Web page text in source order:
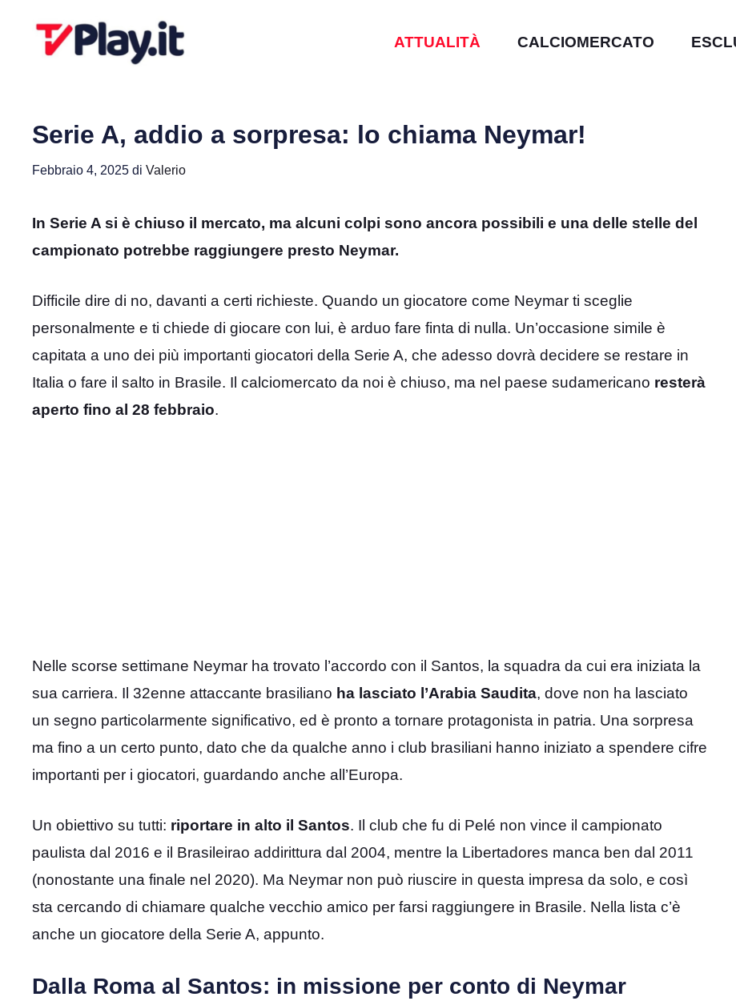
ATTUALITÀ CALCIOMERCATO
Serie A, addio a sorpresa: lo chiama Neymar!
Febbraio 4, 2025 di Valerio
In Serie A si è chiuso il mercato, ma alcuni colpi sono ancora possibili e una delle stelle del
campionato potrebbe raggiungere presto Neymar.
Difficile dire di no, davanti a certi richieste. Quando un giocatore come Neymar ti sceglie
personalmente e ti chiede di giocare con lui, è arduo fare finta di nulla. Un’occasione simile è
capitata a uno dei più importanti giocatori della Serie A, che adesso dovrà decidere se restare in
Italia o fare il salto in Brasile. Il calciomercato da noi è chiuso, ma nel paese sudamericano resterà
aperto fino al 28 febbraio.
Nelle scorse settimane Neymar ha trovato l’accordo con il Santos, la squadra da cui era iniziata la
sua carriera. Il 32enne attaccante brasiliano ha lasciato l’Arabia Saudita, dove non ha lasciato
un segno particolarmente significativo, ed è pronto a tornare protagonista in patria. Una sorpresa
ma fino a un certo punto, dato che da qualche anno i club brasiliani hanno iniziato a spendere cifre
importanti per i giocatori, guardando anche all’Europa.
Un obiettivo su tutti: riportare in alto il Santos. Il club che fu di Pelé non vince il campionato
paulista dal 2016 e il Brasileirao addirittura dal 2004, mentre la Libertadores manca ben dal 2011
(nonostante una finale nel 2020). Ma Neymar non può riuscire in questa impresa da solo, e così
sta cercando di chiamare qualche vecchio amico per farsi raggiungere in Brasile. Nella lista c’è
anche un giocatore della Serie A, appunto.
Dalla Roma al Santos: in missione per conto di Neymar